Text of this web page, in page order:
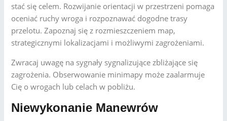
stać się celem. Rozwijanie orientacji w przestrzeni pomaga
oceniać ruchy wroga i rozpoznawać dogodne trasy
przelotu. Zapoznaj się z rozmieszczeniem map,
strategicznymi lokalizacjami i możliwymi zagrożeniami.
Zwracaj uwagę na sygnały sygnalizujące zbliżające się
zagrożenia. Obserwowanie minimapy może zaalarmuje
Cię o wrogach lub celach w pobliżu.
Niewykonanie Manewrów